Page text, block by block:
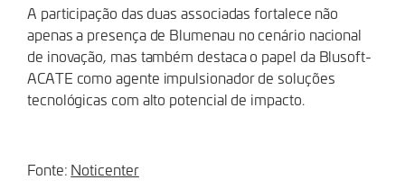
A participação das duas associadas fortalece não
apenas a presença de Blumenau no cenário nacional
de inovação, mas também destaca o papel da Blusoft-
ACATE como agente impulsionador de soluções
tecnológicas com alto potencial de impacto.
Fonte: Noticenter